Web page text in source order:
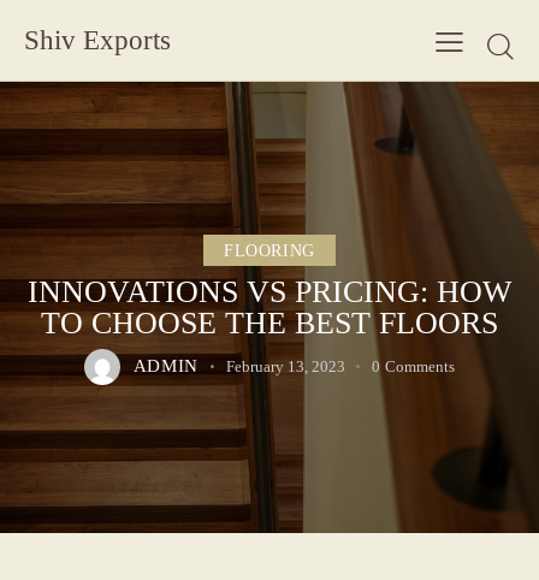
Shiv Exports
FLOORING
INNOVATIONS VS PRICING: HOW
TO CHOOSE THE BEST FLOORS
ADMIN February 13, 2023 0 Comments